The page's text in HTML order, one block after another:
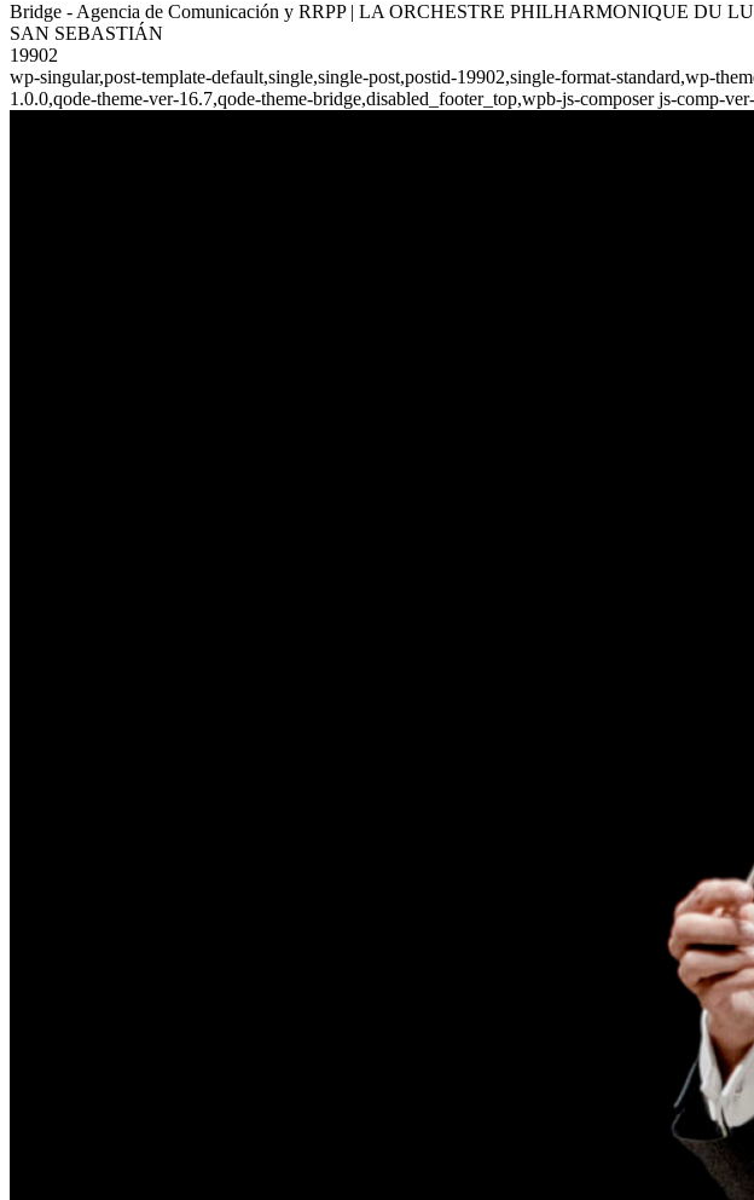
Bridge - Agencia de Comunicación y RRPP | LA ORCHESTRE PHILHARMONIQUE
SAN SEBASTIÁN
19902
wp-singular,post-template-default,single,single-post,postid-19902,single-format-standard,wp-
1.0.0,qode-theme-ver-16.7,qode-theme-bridge,disabled_footer_top,wpb-js-composer js-comp-